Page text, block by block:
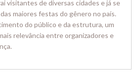
visitantes de diversas cidades e já se
maiores festas do gênero no país.
do público e da estrutura, um
relevância entre organizadores e